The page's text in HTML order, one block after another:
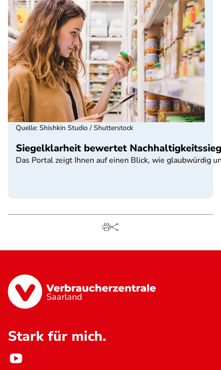
Siegelklarheit bewertet
Das Portal zeigt Ihnen auf einen Blick, wie glaubwürdig
Quelle: Shishkin Studio / Shutterstock
Saarland
Stark für mich.